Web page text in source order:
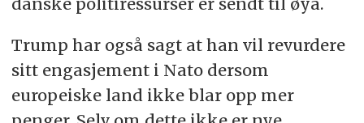
Trump har også sagt at han vil revurdere
sitt engasjement i Nato dersom
europeiske land ikke blar opp mer